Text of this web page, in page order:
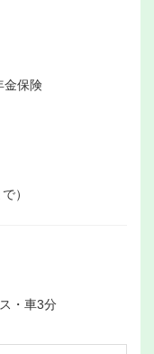
金保険
）
・車3分